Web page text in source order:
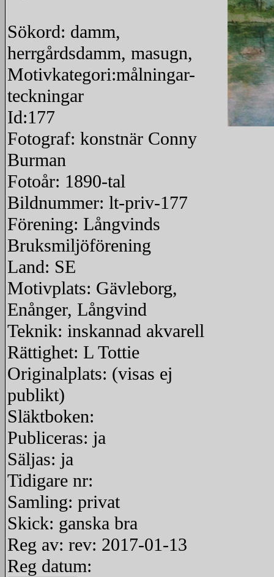
Sökord: damm,
herrgårdsdamm, masugn,
Motivkategori:målningar-
teckningar
Id:177
Fotograf: konstnär Conny
Burman
Fotoår: 1890-tal
Bildnummer: lt-priv-177
Förening: Långvinds
Bruksmiljöförening
Land: SE
Motivplats: Gävleborg,
Enånger, Långvind
Teknik: inskannad akvarell
Rättighet: L Tottie
Originalplats: (visas ej
publikt)
Släktboken:
Publiceras: ja
Säljas: ja
Tidigare nr:
Samling: privat
Skick: ganska bra
Reg av: rev: 2017-01-13
Reg datum: